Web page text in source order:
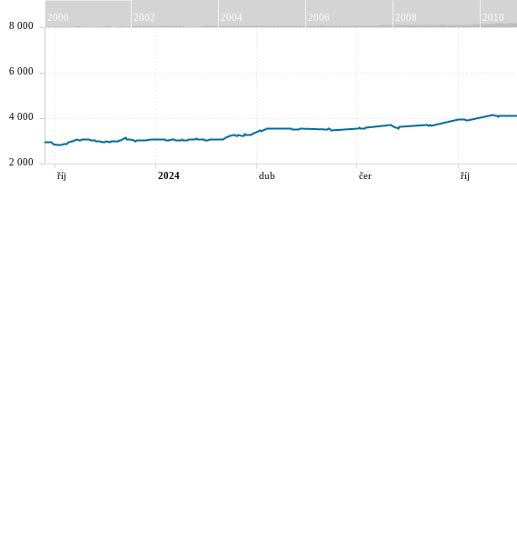
2000 2002 2004 2006 2008 2010
2 000
4 000
6 000
8 000
říj 2024 dub čer říj